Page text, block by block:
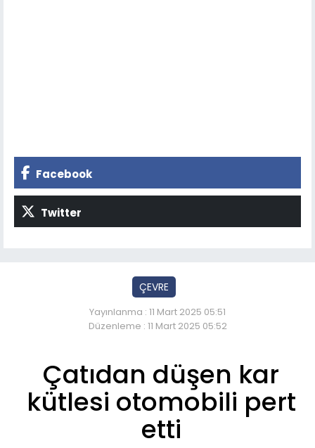
Facebook
Twitter
ÇEVRE
Yayınlanma : 11 Mart 2025 05:51
Düzenleme : 11 Mart 2025 05:52
Çatıdan düşen kar
kütlesi otomobili pert
etti